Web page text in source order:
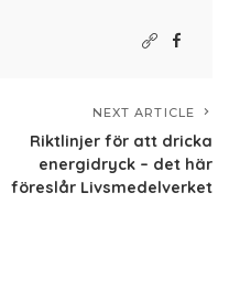
NEXT ARTICLE
Riktlinjer för att dricka
energidryck – det här
föreslår Livsmedelverket